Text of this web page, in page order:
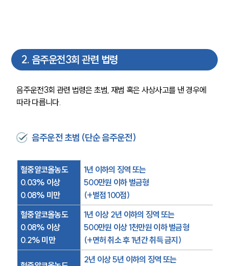
2. 음주운전3회 관련 법령
음주운전3회 관련 법령은 초범, 재범 혹은 사상사고를 낸 경우에
따라 다릅니다.
음주운전 초범 (단순 음주운전)
혈중알코올농도
0.03% 이상
0.08% 미만
1년 이하의 징역 또는
500만원 이하 벌금형
(+벌점 100점)
혈중알코올농도
0.08% 이상
0.2% 미만
1년 이상 2년 이하의 징역 또는
500만원 이상 1천만원 이하 벌금형
(+면허 취소 후 1년간 취득 금지)
2년 이상 5년 이하의 징역 또는